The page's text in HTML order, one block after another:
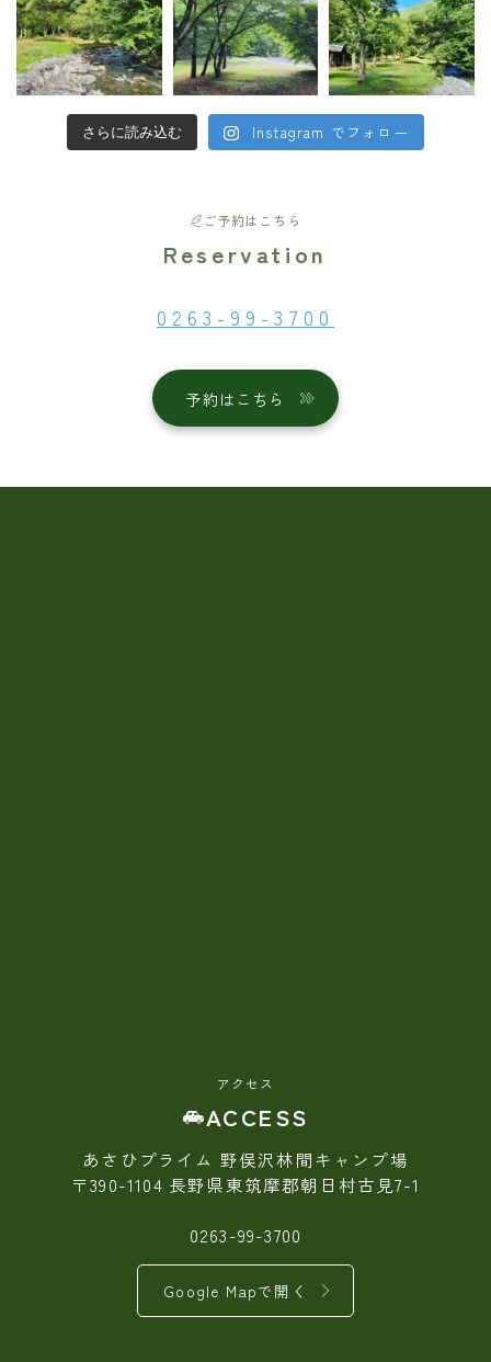
さらに読み込む Instagram でフォロー
ご予約はこちら
Reservation
0263-99-3700
予約はこちら
アクセス
ACCESS
あさひプライム 野俣沢林間キャンプ場
〒390-1104 長野県東筑摩郡朝日村古見7-1
0263-99-3700
Google Mapで開く